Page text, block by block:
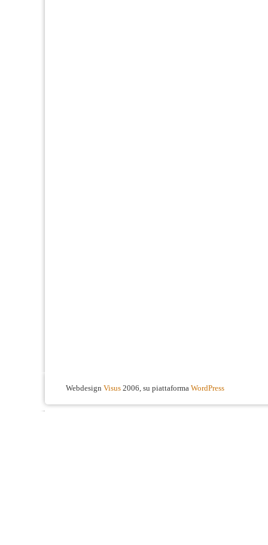
Webdesign Visus 2006, su piattaforma WordPress